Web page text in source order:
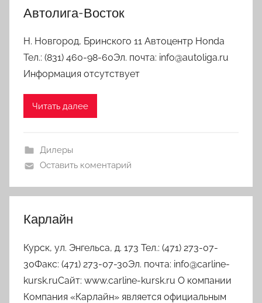
Автолига-Восток
Н. Новгород, Бринского 11 Автоцентр Honda
Тел.: (831) 460-98-60Эл. почта: info@autoliga.ru
Информация отсутствует
Читать далее
Дилеры
Оставить коментарий
Карлайн
Курск, ул. Энгельса, д. 173 Тел.: (471) 273-07-
30Факс: (471) 273-07-30Эл. почта: info@carline-
kursk.ruСайт: www.carline-kursk.ru О компании
Компания «Карлайн» является официальным